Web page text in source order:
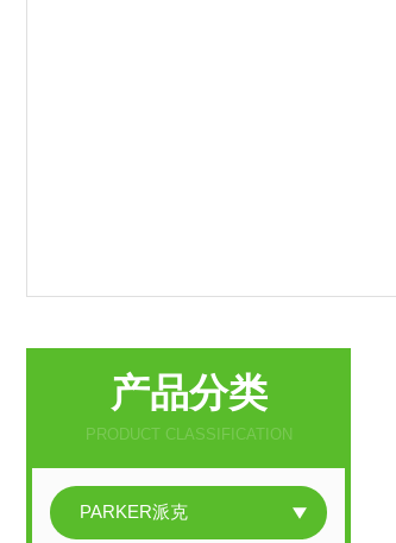
产品分类
PRODUCT CLASSIFICATION
PARKER派克